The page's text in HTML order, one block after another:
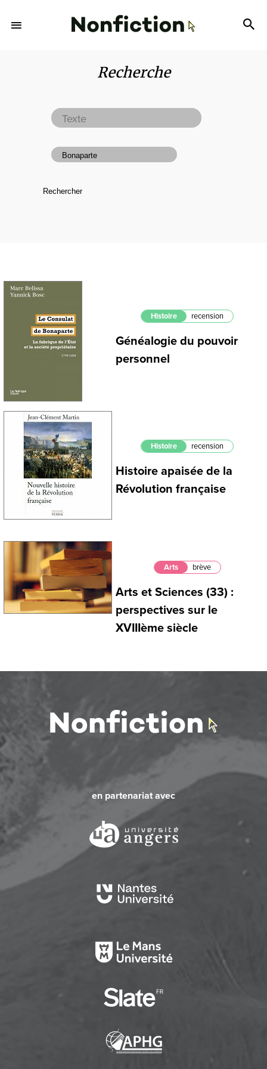
Recherche
Histoire recension
Généalogie du pouvoir
personnel
Histoire recension
Histoire apaisée de la
Révolution française
Arts brève
Arts et Sciences (33) :
perspectives sur le
XVIIIème siècle
en partenariat avec